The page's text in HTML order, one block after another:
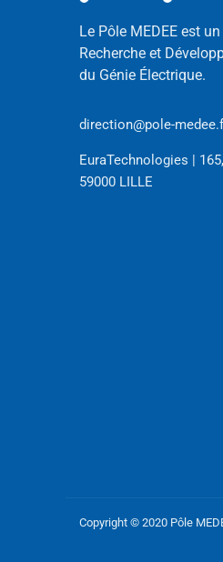
Le Pôle MEDEE est
Recherche et
du Génie Électrique.
direction@pole-
EuraTechnologies |
59000 LILLE
Copyright © 2020 Pôle